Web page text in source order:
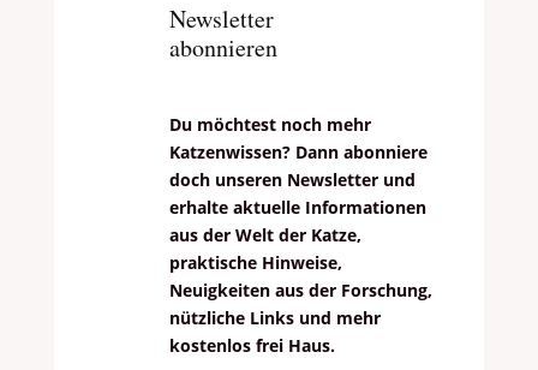
Newsletter
abonnieren
Du möchtest noch mehr
Katzenwissen? Dann abonniere
doch unseren Newsletter und
erhalte aktuelle Informationen
aus der Welt der Katze,
praktische Hinweise,
Neuigkeiten aus der Forschung,
nützliche Links und mehr
kostenlos frei Haus.